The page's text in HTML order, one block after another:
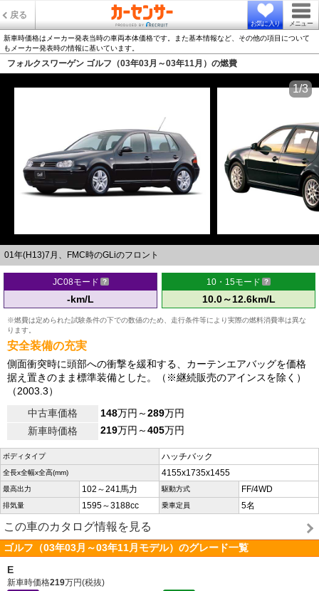
戻る
お気に入り メニュー
新車時価格はメーカー発表当時の車両本体価格です。また基本情報など、その他の項目について
もメーカー発表時の情報に基いています。
フォルクスワーゲン ゴルフ（03年03月～03年11月）の燃費
01年(H13)7月、FMC時のGLiのフロント
1/3
JC08モード
-km/L
10・15モード
10.0～12.6km/L
※燃費は定められた試験条件の下での数値のため、走行条件等により実際の燃料消費率は異な
ります。
安全装備の充実
側面衝突時に頭部への衝撃を緩和する、カーテンエアバッグを価格
据え置きのまま標準装備とした。（※継続販売のアインスを除く）
（2003.3）
中古車価格
148万円～289万円
新車時価格
219万円～405万円
ボディタイプ ハッチバック
全長x全幅x全高(mm) 4155x1735x1455
最高出力 102～241馬力 駆動方式 FF/4WD
排気量 1595～3188cc 乗車定員 5名
この車のカタログ情報を見る
ゴルフ（03年03月～03年11月モデル）のグレード一覧
E
新車時価格219万円(税抜)